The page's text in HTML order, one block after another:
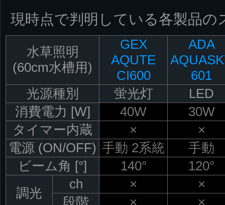
現時点で判明している各製品の
水草照明
(60cm水槽用)
GEX
AQUTE
CI600
ADA
601
光源種別
蛍光灯
LED
消費電力 [W]
40W
30W
タイマー内蔵
×
×
電源 (ON/OFF) 手動 2系統
手動
ビーム角 [°]
140°
120°
調光
ch ×
×